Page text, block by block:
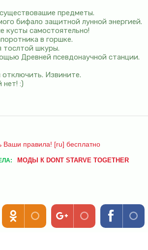
предметы.
бифало защитной лунной энергией.
кусты самостоятельно!
в горшке.
тослтой шкуры.
Древней псевдонаучной станции.
отключить. Извините.
нет! :)
Ваши правила! [ru] бесплатно
МОДЫ К DONT STARVE TOGETHER